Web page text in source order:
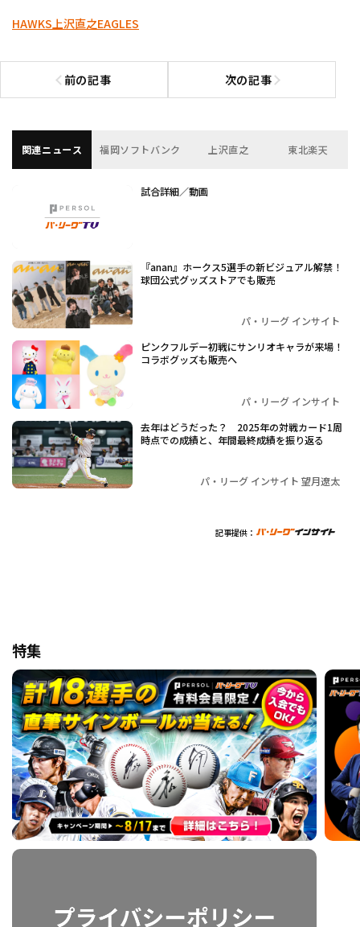
HAWKS上沢直之EAGLES
前の記事
前の記事へ 次の記事次の記事へ
関連ニュース 福岡ソフトバンク 上沢直之 東北楽天
試合詳細／動画
『anan』ホークス5選手の新ビジュアル解禁！
球団公式グッズストアでも販売
パ・リーグ インサイト
ピンクフルデー初戦にサンリオキャラが来場！
コラボグッズも販売へ
パ・リーグ インサイト
去年はどうだった？ 2025年の対戦カード1周
時点での成績と、年間最終成績を振り返る
パ・リーグ インサイト 望月遼太
記事提供：
特集